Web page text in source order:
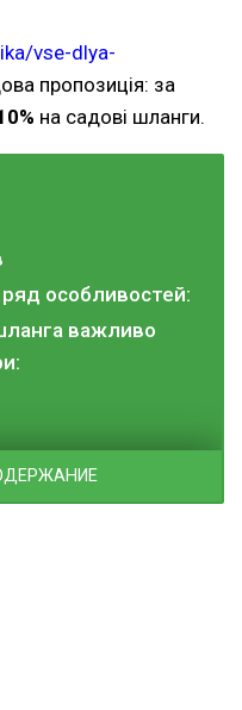
vse-dlya-
пропозиція: за
на садові шланги.
особливостей:
важливо